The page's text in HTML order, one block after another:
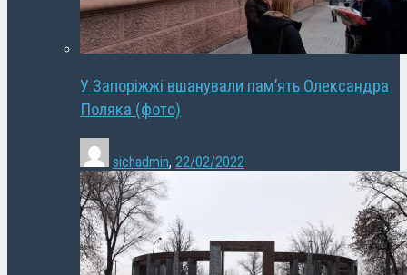
У Запоріжжі вшанували пам’ять Олександра
Поляка (фото)
sichadmin, 22/02/2022